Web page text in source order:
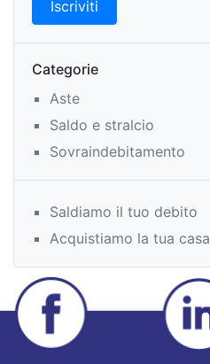
Categorie
Aste
Saldo e stralcio
Sovraindebitamento
Saldiamo il tuo debito
Acquistiamo la tua casa